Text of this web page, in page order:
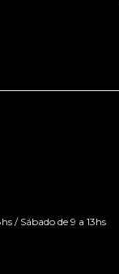
/ Sábado de 9 a 13hs